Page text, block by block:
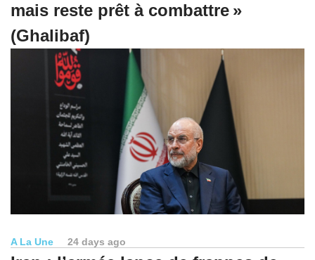
mais reste prêt à combattre »
(Ghalibaf)
A La Une 24 days ago